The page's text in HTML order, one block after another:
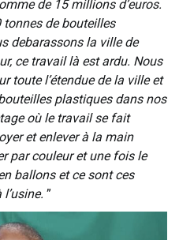
de 15 millions d’euros.
de bouteilles
debarassons la ville de
ce travail là est ardu. Nous
toute l’étendue de la ville et
plastiques dans nos
où le travail se fait
et enlever à la main
par couleur et une fois le
ballons et ce sont ces
”